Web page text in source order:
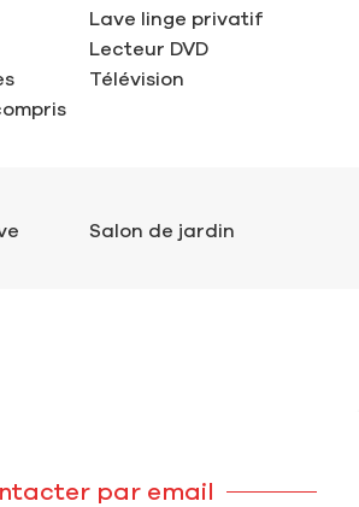
Lave linge privatif
Lecteur DVD
Télévision
Salon de jardin
par email